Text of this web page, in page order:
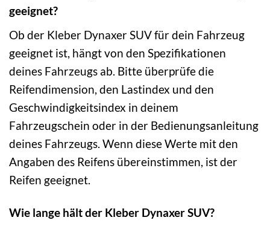
geeignet?
Ob der Kleber Dynaxer SUV für dein Fahrzeug
geeignet ist, hängt von den Spezifikationen
deines Fahrzeugs ab. Bitte überprüfe die
Reifendimension, den Lastindex und den
Geschwindigkeitsindex in deinem
Fahrzeugschein oder in der Bedienungsanleitung
deines Fahrzeugs. Wenn diese Werte mit den
Angaben des Reifens übereinstimmen, ist der
Reifen geeignet.
Wie lange hält der Kleber Dynaxer SUV?